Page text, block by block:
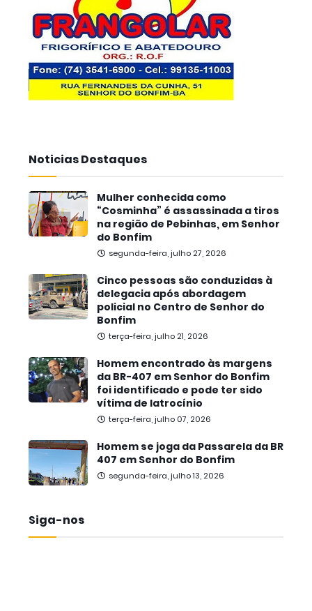
Noticias Destaques
Mulher conhecida como
“Cosminha” é assassinada a tiros
na região de Pebinhas, em Senhor
do Bonfim
segunda-feira, julho 27, 2026
Cinco pessoas são conduzidas à
delegacia após abordagem
policial no Centro de Senhor do
Bonfim
terça-feira, julho 21, 2026
Homem encontrado às margens
da BR-407 em Senhor do Bonfim
foi identificado e pode ter sido
vítima de latrocínio
terça-feira, julho 07, 2026
Homem se joga da Passarela da BR
407 em Senhor do Bonfim
segunda-feira, julho 13, 2026
Siga-nos